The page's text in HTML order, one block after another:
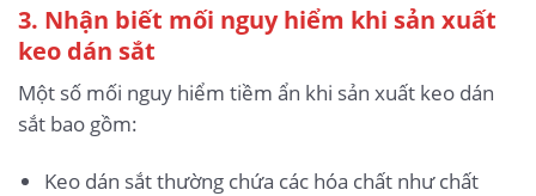
3. Nhận biết mối nguy hiểm khi sản xuất
keo dán sắt
Một số mối nguy hiểm tiềm ẩn khi sản xuất keo dán
sắt bao gồm:
Keo dán sắt thường chứa các hóa chất như chất